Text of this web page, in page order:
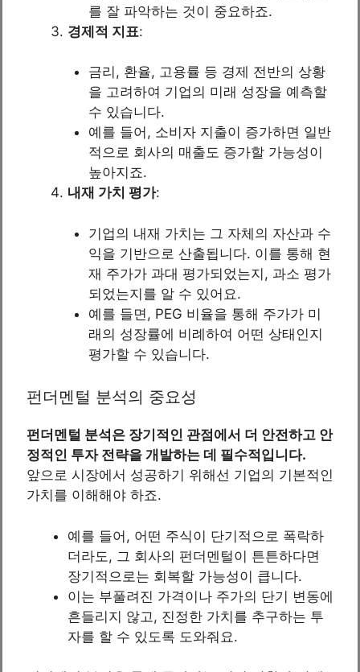
를 잘 파악하는 것이 중요하죠.
경제적 지표:
금리, 환율, 고용률 등 경제 전반의 상황
을 고려하여 기업의 미래 성장을 예측할
수 있습니다.
예를 들어, 소비자 지출이 증가하면 일반
적으로 회사의 매출도 증가할 가능성이
높아지죠.
내재 가치 평가:
기업의 내재 가치는 그 자체의 자산과 수
익을 기반으로 산출됩니다. 이를 통해 현
재 주가가 과대 평가되었는지, 과소 평가
되었는지를 알 수 있어요.
예를 들면, PEG 비율을 통해 주가가 미
래의 성장률에 비례하여 어떤 상태인지
평가할 수 있습니다.
펀더멘털 분석의 중요성
펀더멘털 분석은 장기적인 관점에서 더 안전하고 안
정적인 투자 전략을 개발하는 데 필수적입니다.
앞으로 시장에서 성공하기 위해선 기업의 기본적인
가치를 이해해야 하죠.
예를 들어, 어떤 주식이 단기적으로 폭락하
더라도, 그 회사의 펀더멘털이 튼튼하다면
장기적으로는 회복할 가능성이 큽니다.
이는 부풀려진 가격이나 주가의 단기 변동에
흔들리지 않고, 진정한 가치를 추구하는 투
자를 할 수 있도록 도와줘요.